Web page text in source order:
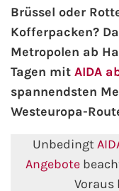
AIDA Kanaren
AIDA
AIDA Norwegen
AIDA
AIDA Ostsee
Brüssel oder
Kofferpacken?
Metropolen ab
Tagen mit AIDA
spannendsten
Westeuropa-
Unbedingt
Angebote